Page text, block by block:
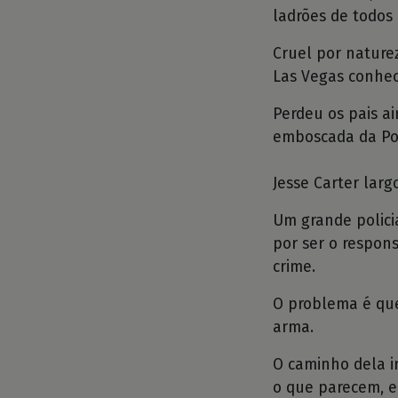
ladrões de todos
Cruel por
Las Vegas
Perdeu os pais
emboscada da
Jesse Carter
Um grande
por ser o
crime.
O problema é
arma.
O caminho dela
o que parecem,